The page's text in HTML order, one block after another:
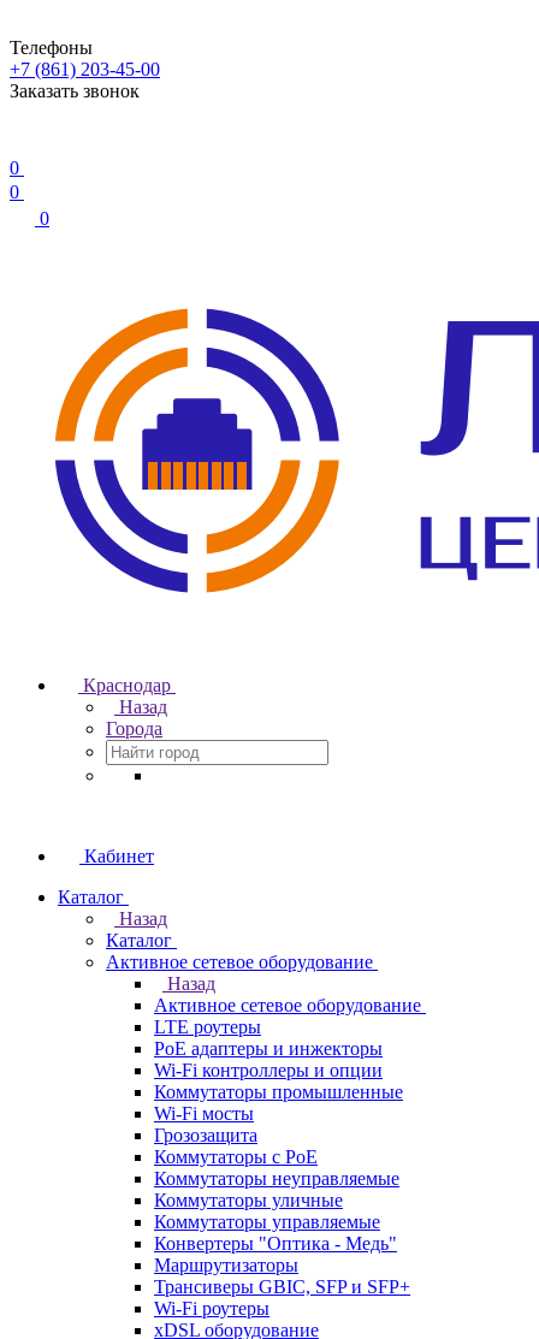
Телефоны
+7 (861) 203-45-00
Заказать звонок
0
0
0
Краснодар
Назад
Города
Кабинет
Каталог
Назад
Каталог
Активное сетевое оборудование
Назад
Активное сетевое оборудование
LTE роутеры
PoE адаптеры и инжекторы
Wi-Fi контроллеры и опции
Коммутаторы промышленные
Wi-Fi мосты
Грозозащита
Коммутаторы c PoE
Коммутаторы неуправляемые
Коммутаторы уличные
Коммутаторы управляемые
Конвертеры "Оптика - Медь"
Маршрутизаторы
Трансиверы GBIC, SFP и SFP+
Wi-Fi роутеры
xDSL оборудование